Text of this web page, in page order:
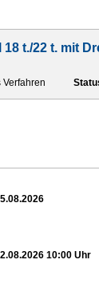
t./22 t. mit
Verfahren
10:00 Uhr